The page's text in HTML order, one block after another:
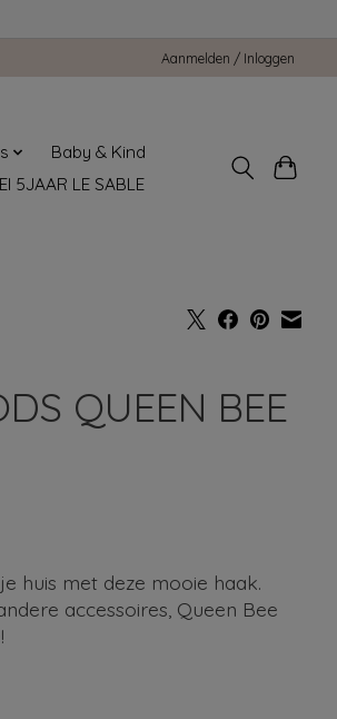
Aanmelden / Inloggen
Baby & Kind
5JAAR LE SABLE
QUEEN BEE
huis met deze mooie haak.
accessoires, Queen Bee
is